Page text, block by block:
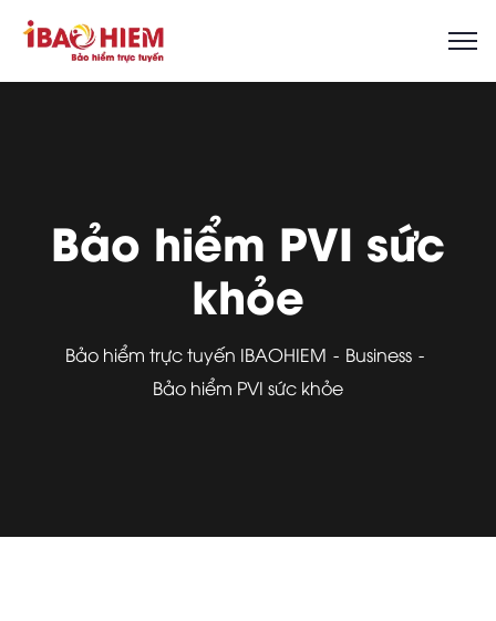
Bảo hiểm PVI sức
khỏe
Bảo hiểm trực tuyến IBAOHIEM
Business
Bảo hiểm PVI sức khỏe